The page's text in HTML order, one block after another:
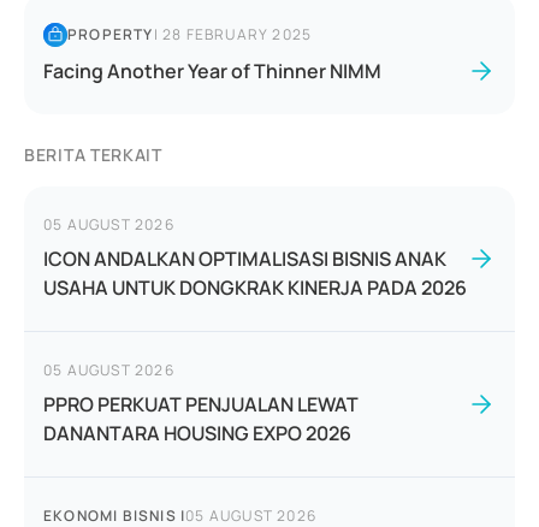
PROPERTY|28 FEBRUARY 2025
Facing Another Year of Thinner NIMM
BERITA TERKAIT
05 AUGUST 2026
ICON ANDALKAN OPTIMALISASI BISNIS ANAK
USAHA UNTUK DONGKRAK KINERJA PADA 2026
05 AUGUST 2026
PPRO PERKUAT PENJUALAN LEWAT
DANANTARA HOUSING EXPO 2026
EKONOMI BISNIS |05 AUGUST 2026